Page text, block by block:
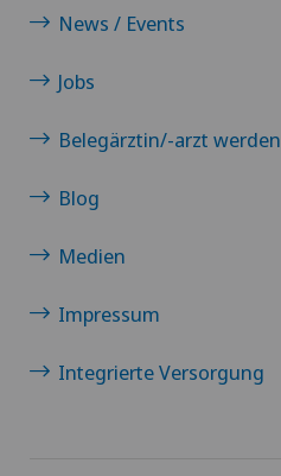
News / Events
Jobs
Belegärztin/-arzt werden
Blog
Medien
Impressum
Integrierte Versorgung